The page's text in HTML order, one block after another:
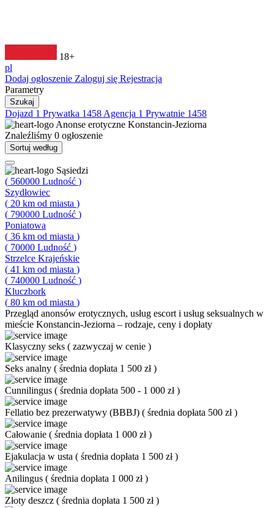
18+
pl
Dodaj ogłoszenie Zaloguj się Rejestracja
Parametry
Szukaj
Dojazd 1 Prywatka 1458 Agencja 1 Prywatnie 1458
Anonse erotyczne Konstancin-Jeziorna
Znaleźliśmy 0 ogłoszenie
Sortuj według
Sąsiedzi
( 560000 Ludność )
Szydłowiec
( 20 km od miasta )
( 790000 Ludność )
Poniatowa
( 36 km od miasta )
( 70000 Ludność )
Strzelce Krajeńskie
( 41 km od miasta )
( 740000 Ludność )
Kluczbork
( 80 km od miasta )
Przegląd anonsów erotycznych, usług escort i usług seksualnych w
mieście Konstancin-Jeziorna – rodzaje, ceny i dopłaty
Klasyczny seks ( zazwyczaj w cenie )
Seks analny ( średnia dopłata 1 500 zł)
Cunnilingus ( średnia dopłata 500 - 1 000 zł)
Fellatio bez prezerwatywy (BBBJ) ( średnia dopłata 500 zł)
Całowanie ( średnia dopłata 1 000 zł)
Ejakulacja w usta ( średnia dopłata 1 500 zł)
Anilingus ( średnia dopłata 1 000 zł)
Złoty deszcz ( średnia dopłata 1 500 zł)